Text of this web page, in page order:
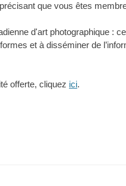
que vous êtes
d'art photographique :
et à disséminer de
offerte, cliquez ici.